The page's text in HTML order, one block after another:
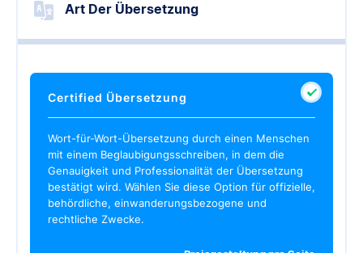
Art Der Übersetzung
Certified Übersetzung
Wort-für-Wort-Übersetzung durch einen Menschen
mit einem Beglaubigungsschreiben, in dem die
Genauigkeit und Professionalität der Übersetzung
bestätigt wird. Wählen Sie diese Option für offizielle,
behördliche, einwanderungsbezogene und
rechtliche Zwecke.